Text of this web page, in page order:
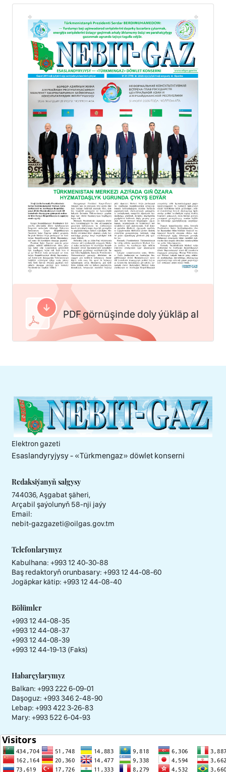
PDF görnüşinde doly ýükläp al
Elektron gazeti
Esaslandyryjysy - «Тürkmengaz» döwlet konserni
Redaksiýanyň salgysy
744036, Aşgabat şäheri,
Arçabil şaýolunyň 58-nji jaýy
Email:
nebit-gazgazeti@oilgas.gov.tm
Telefonlarymyz
Kabulhana: +993 12 40-30-88
Baş redaktoryň orunbasary: +993 12 44-08-60
Jogäpkar kätip: +993 12 44-08-40
Bölümler
+993 12 44-08-35
+993 12 44-08-37
+993 12 44-08-39
+993 12 44-19-13 (Faks)
Habarçylarymyz
Balkan: +993 222 6-09-01
Daşoguz: +993 346 2-48-90
Lebap: +993 422 3-26-83
Mary: +993 522 6-04-93